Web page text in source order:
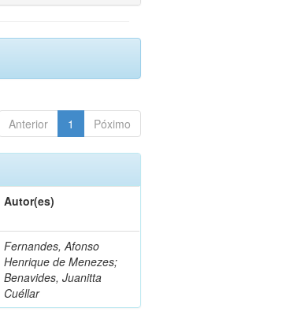
Anterior 1 Póximo
Autor(es)
Fernandes, Afonso
Henrique de Menezes;
Benavides, Juanitta
Cuéllar